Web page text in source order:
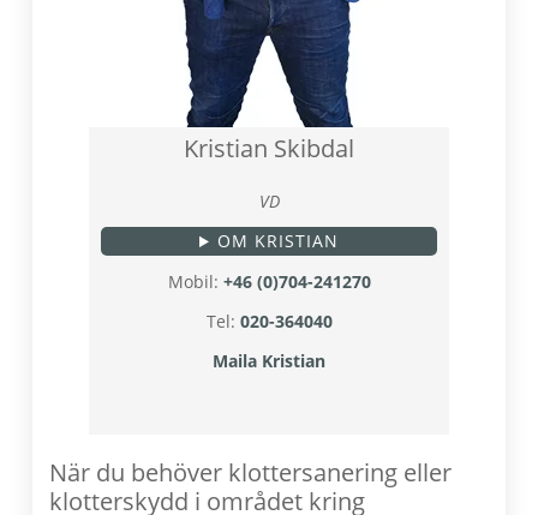
Kristian Skibdal
VD
OM KRISTIAN
Mobil: +46 (0)704-241270
Tel: 020-364040
Maila Kristian
När du behöver klottersanering eller
klotterskydd i området kring